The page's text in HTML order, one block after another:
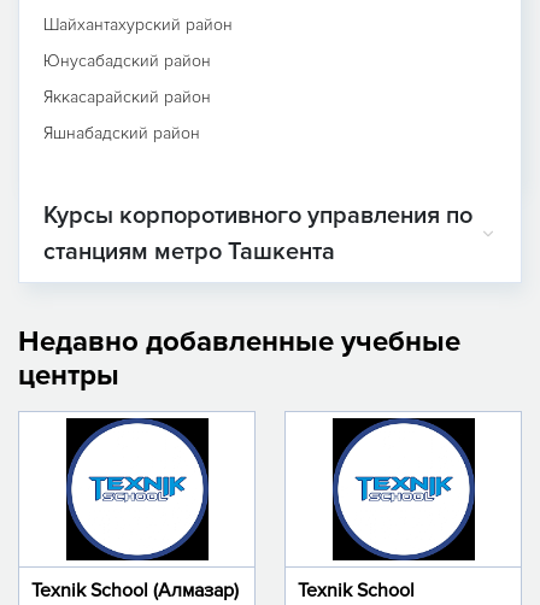
Шайхантахурский район
Юнусабадский район
Яккасарайский район
Яшнабадский район
Курсы корпоротивного управления по
станциям метро Ташкента
Недавно добавленные учебные
центры
Texnik School (Алмазар)
Texnik School